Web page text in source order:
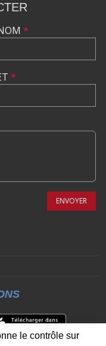
*
*
ENVOYER
le contrôle sur